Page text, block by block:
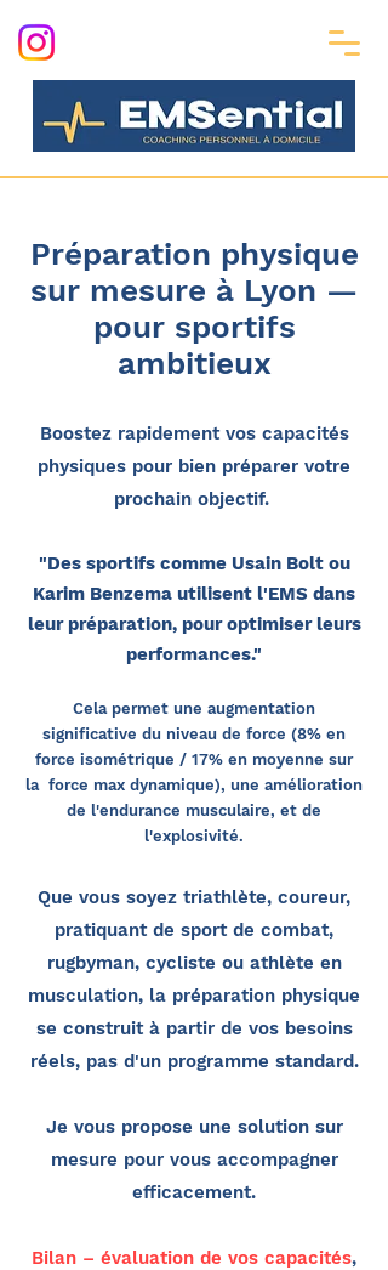
Préparation physique
sur mesure à Lyon —
pour sportifs
ambitieux
Boostez rapidement vos capacités
physiques pour bien préparer votre
prochain objectif.
"Des sportifs comme Usain Bolt ou
Karim Benzema utilisent l'EMS dans
leur préparation, pour optimiser leurs
performances."
Cela permet une augmentation
significative du niveau de force (8% en
force isométrique / 17% en moyenne sur
la force max dynamique), une amélioration
de l'endurance musculaire, et de
l'explosivité.
Que vous soyez triathlète, coureur,
pratiquant de sport de combat,
rugbyman, cycliste ou athlète en
musculation, la préparation physique
se construit à partir de vos besoins
réels, pas d'un programme standard.
Je vous propose une solution sur
mesure pour vous accompagner
efficacement.
Bilan – évaluation de vos capacités,